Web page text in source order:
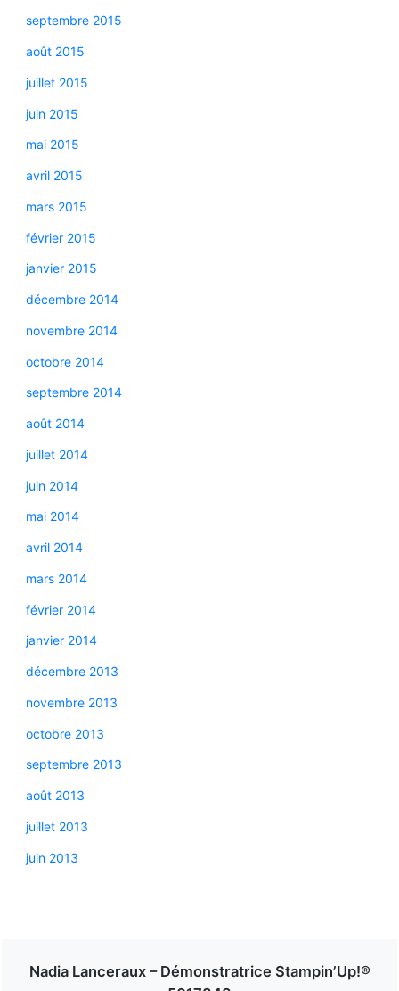
septembre 2015
août 2015
juillet 2015
juin 2015
mai 2015
avril 2015
mars 2015
février 2015
janvier 2015
décembre 2014
novembre 2014
octobre 2014
septembre 2014
août 2014
juillet 2014
juin 2014
mai 2014
avril 2014
mars 2014
février 2014
janvier 2014
décembre 2013
novembre 2013
octobre 2013
septembre 2013
août 2013
juillet 2013
juin 2013
Nadia Lanceraux – Démonstratrice Stampin’Up!®